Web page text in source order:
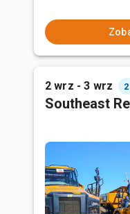
2 wrz - 3 wrz
Southeast